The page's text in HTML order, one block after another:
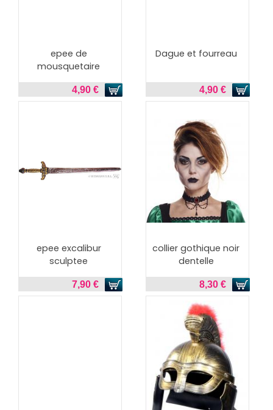
epee de
mousquetaire
4,90 €
Dague et fourreau
4,90 €
epee excalibur
sculptee
7,90 €
collier gothique noir
dentelle
8,30 €